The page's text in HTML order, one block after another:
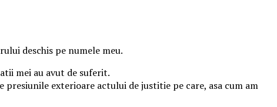
deschis pe numele meu.
mei au avut de suferit.
exterioare actului de justitie pe care, asa cum am